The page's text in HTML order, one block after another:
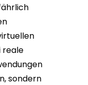
reale
sondern